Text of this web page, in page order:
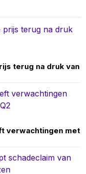
terug na druk van
verwachtingen met